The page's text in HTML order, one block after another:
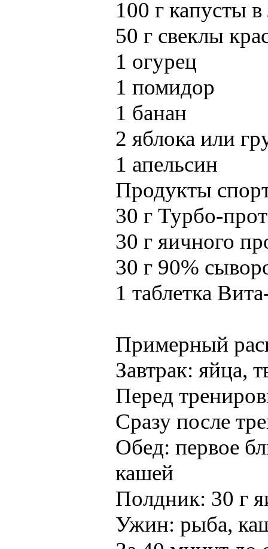
100 г капусты
50 г свеклы
1 огурец
1 помидор
1 банан
2 яблока или
1 апельсин
Продукты
30 г Турбо-
30 г яичного
30 г 90%
1 таблетка
Примерный
Завтрак: яйца,
Перед
Сразу после
Обед: первое
кашей
Полдник: 30 г
Ужин: рыба,